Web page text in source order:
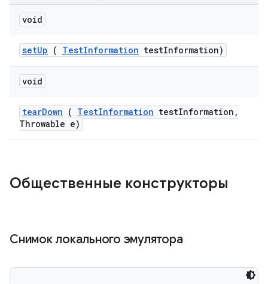
void
setUp ( TestInformation testInformation)
void
tearDown ( TestInformation testInformation ,
Throwable e)
Общественные конструкторы
Снимок локального эмулятора